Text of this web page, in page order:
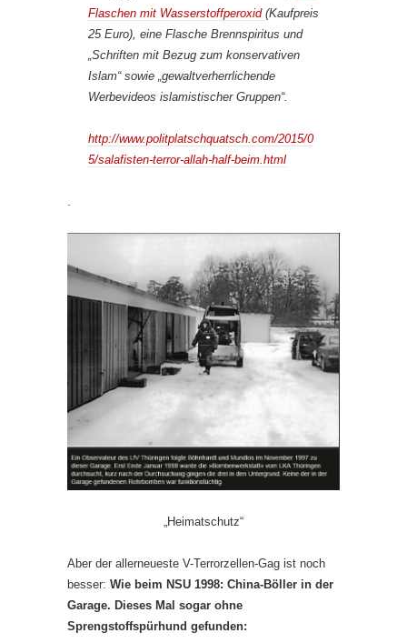
Flaschen mit Wasserstoffperoxid (Kaufpreis
25 Euro), eine Flasche Brennspiritus und
„Schriften mit Bezug zum konservativen
Islam“ sowie „gewaltverherrlichende
Werbevideos islamistischer Gruppen“.
http://www.politplatschquatsch.com/2015/0
5/salafisten-terror-allah-half-beim.html
.
„Heimatschutz“
Aber der allerneueste V-Terrorzellen-Gag ist noch
besser: Wie beim NSU 1998: China-Böller in der
Garage. Dieses Mal sogar ohne
Sprengstoffspürhund gefunden: